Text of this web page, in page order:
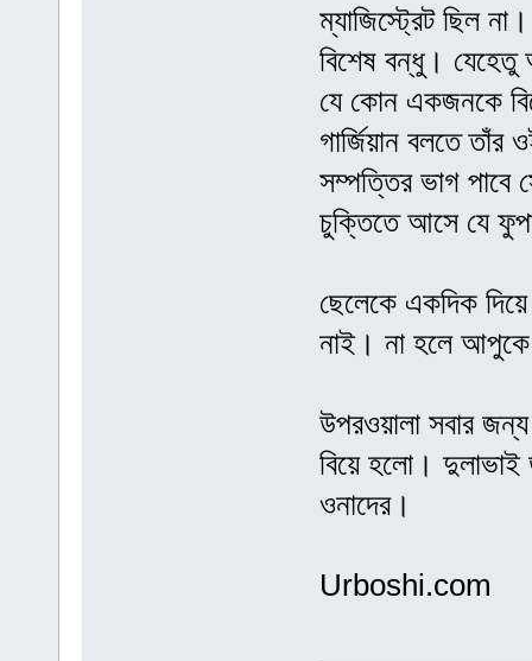
ম্যাজিস্ট্রেট ছিল
বিশেষ বন্ধু।
যে কোন একজনকে
গার্জিয়ান বলতে
সম্পত্তির ভাগ পাবে
চুক্তিতে আসে যে
ছেলেকে একদিক
নাই। না হলে
উপরওয়ালা সবার
বিয়ে হলো। দুলাভাই
ওনাদের।
Urboshi.com